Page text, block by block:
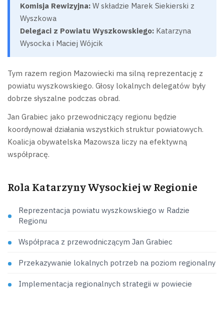
Komisja Rewizyjna: W składzie Marek Siekierski z
Wyszkowa
Delegaci z Powiatu Wyszkowskiego: Katarzyna
Wysocka i Maciej Wójcik
Tym razem region Mazowiecki ma silną reprezentację z
powiatu wyszkowskiego. Głosy lokalnych delegatów były
dobrze słyszalne podczas obrad.
Jan Grabiec jako przewodniczący regionu będzie
koordynował działania wszystkich struktur powiatowych.
Koalicja obywatelska Mazowsza liczy na efektywną
współpracę.
Rola Katarzyny Wysockiej w Regionie
Reprezentacja powiatu wyszkowskiego w Radzie
Regionu
Współpraca z przewodniczącym Jan Grabiec
Przekazywanie lokalnych potrzeb na poziom regionalny
Implementacja regionalnych strategii w powiecie